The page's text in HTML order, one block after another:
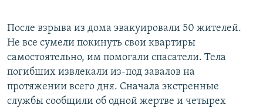
После взрыва из дома эвакуировали 50 жителей.
Не все сумели покинуть свои квартиры
самостоятельно, им помогали спасатели. Тела
погибших извлекали из-под завалов на
протяжении всего дня. Сначала экстренные
службы сообщили об одной жертве и четырех